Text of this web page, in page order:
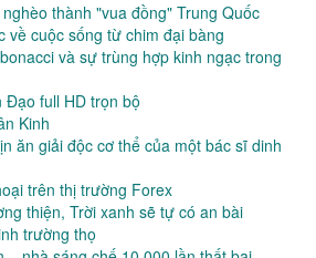
thành "vua đồng" Trung Quốc
về cuộc sống từ chim đại bàng
và sự trùng hợp kinh ngạc trong
Đạo full HD trọn bộ
Kinh
ăn giải độc cơ thể của một bác sĩ dinh
trên thị trường Forex
thiện, Trời xanh sẽ tự có an bài
trường thọ